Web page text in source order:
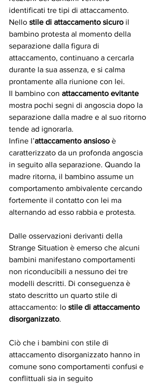
identificati tre tipi di attaccamento.
Nello stile di attaccamento sicuro il
bambino protesta al momento della
separazione dalla figura di
attaccamento, continuano a cercarla
durante la sua assenza, e si calma
prontamente alla riunione con lei.
Il bambino con attaccamento evitante
mostra pochi segni di angoscia dopo la
separazione dalla madre e al suo ritorno
tende ad ignorarla.
Infine l’attaccamento ansioso è
caratterizzato da un profonda angoscia
in seguito alla separazione. Quando la
madre ritorna, il bambino assume un
comportamento ambivalente cercando
fortemente il contatto con lei ma
alternando ad esso rabbia e protesta.
Dalle osservazioni derivanti della
Strange Situation è emerso che alcuni
bambini manifestano comportamenti
non riconducibili a nessuno dei tre
modelli descritti. Di conseguenza è
stato descritto un quarto stile di
attaccamento: lo stile di attaccamento
disorganizzato.
Ciò che i bambini con stile di
attaccamento disorganizzato hanno in
comune sono comportamenti confusi e
conflittuali sia in seguito